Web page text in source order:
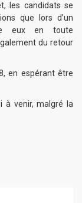
les candidats se
que lors d’un
eux en toute
du retour
en espérant être
à venir, malgré la